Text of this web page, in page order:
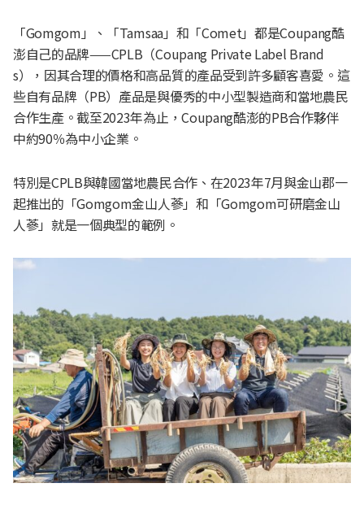
「Gomgom」、「Tamsaa」和「Comet」都是Coupang酷
澎自己的品牌——CPLB（Coupang Private Label Brand
s），因其合理的價格和高品質的產品受到許多顧客喜愛。這
些自有品牌（PB）產品是與優秀的中小型製造商和當地農民
合作生產。截至2023年為止，Coupang酷澎的PB合作夥伴
中約90％為中小企業。
特別是CPLB與韓國當地農民合作、在2023年7月與金山郡一
起推出的「Gomgom金山人蔘」和「Gomgom可研磨金山
人蔘」就是一個典型的範例。